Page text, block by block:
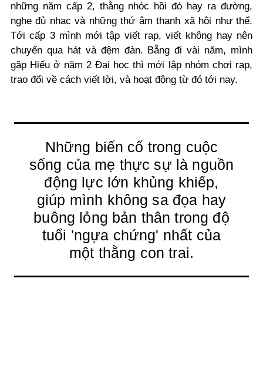
những năm cấp 2, thằng nhóc hồi đó hay ra đường,
nghe đủ nhạc và những thứ âm thanh xã hội như thế.
Tới cấp 3 mình mới tập viết rap, viết không hay nên
chuyển qua hát và đệm đàn. Bẵng đi vài năm, mình
gặp Hiếu ở năm 2 Đại học thì mới lập nhóm chơi rap,
trao đổi về cách viết lời, và hoạt động từ đó tới nay.
Những biến cố trong cuộc
sống của mẹ thực sự là nguồn
động lực lớn khủng khiếp,
giúp mình không sa đọa hay
buông lỏng bản thân trong độ
tuổi 'ngựa chứng' nhất của
một thằng con trai.